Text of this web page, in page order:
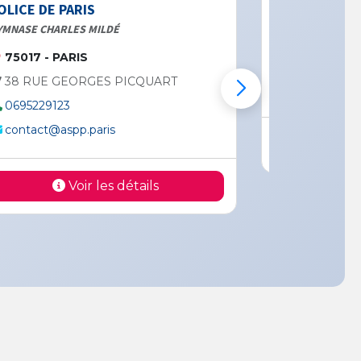
DE PARIS
CHARLES MILDÉ
75017 - PARIS
38 RUE GEORGES PICQUART
0695229123
contact@aspp.paris
Voir les détails